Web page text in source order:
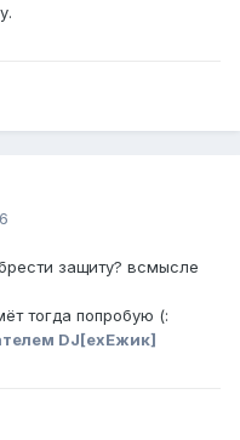
защиту? всмысле
тогда попробую (:
DJ[exЕжик]